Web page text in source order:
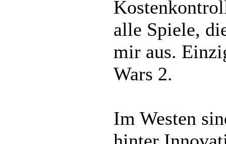
alle Spiele,
mir aus.
Wars 2.
Im Westen